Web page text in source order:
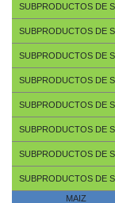
SUBPRODUCTOS DE
SUBPRODUCTOS DE
SUBPRODUCTOS DE
SUBPRODUCTOS DE
SUBPRODUCTOS DE
SUBPRODUCTOS DE
SUBPRODUCTOS DE
SUBPRODUCTOS DE
MAIZ